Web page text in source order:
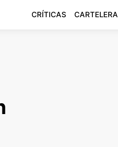
CRÍTICAS CARTELERA